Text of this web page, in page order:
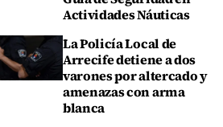
Actividades Náuticas
La Policía Local de
Arrecife detiene a dos
varones por altercado y
amenazas con arma
blanca